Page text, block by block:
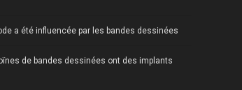
a été influencée par les bandes dessinées
de bandes dessinées ont des implants